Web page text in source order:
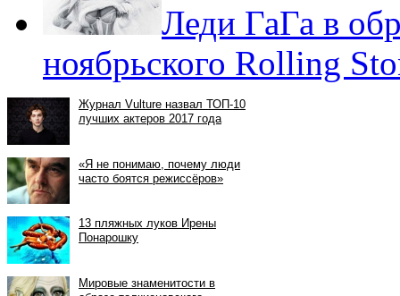
Леди ГаГа в
ноябрьского Rolling